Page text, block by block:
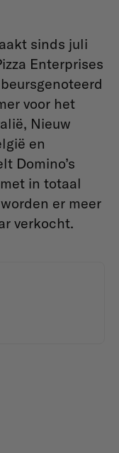
sinds juli
Enterprises
voor het
Nieuw
en
Domino’s
in totaal
er meer
verkocht.